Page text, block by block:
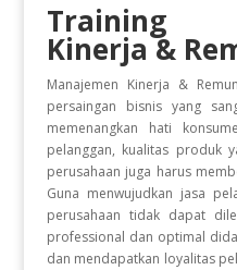
Training
Kinerja &
Manajemen Kinerja &
persaingan bisnis yang
memenangkan hati
pelanggan, kualitas produk
perusahaan juga harus
Guna menwujudkan jasa
perusahaan tidak dapat
professional dan optimal
dan mendapatkan loyalitas